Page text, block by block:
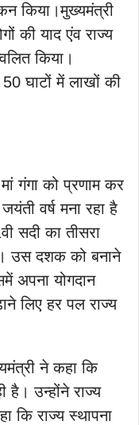
किया।मुख्यमंत्री
की याद एंव राज्य
किया।
50 घाटों में लाखों की
गंगा को प्रणाम कर
वर्ष मना रहा है
सदी का तीसरा
उस दशक को बनाने
अपना योगदान
लिए हर पल राज्य
ने कहा कि
है। उन्होंने राज्य
कि राज्य स्थापना